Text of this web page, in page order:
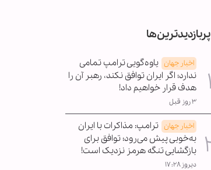
پربازدیدترین‌ها
اخبار جهان یاوه‌گویی ترامپ تمامی
ندارد؛ اگر ایران توافق نکند، رهبر آن را
هدف قرار خواهیم داد!
۳ روز قبل
اخبار جهان ترامپ: مذاکرات با ایران
به‌خوبی پیش می‌رود؛ توافق برای
بازگشایی تنگه هرمز نزدیک است!
دیروز ۱۷:۲۸